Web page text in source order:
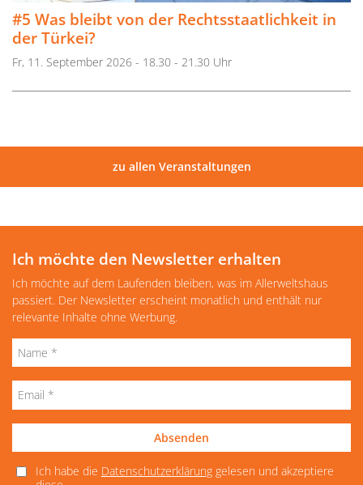
#5 Was bleibt von der Rechtsstaatlichkeit in
der Türkei?
Fr, 11. September 2026 - 18.30 - 21.30 Uhr
zu allen Veranstaltungen
Ich möchte den Newsletter erhalten
Ich möchte auf dem Laufenden bleiben, was im Allerweltshaus
passiert. Der Newsletter erscheint monatlich und enthält nur
relevante Inhalte ohne Werbung.
Absenden
Ich habe die Datenschutzerklärunggelesen und akzeptiere